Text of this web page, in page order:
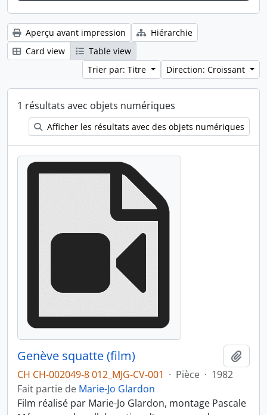
Aperçu avant impression
Hiérarchie
Card view
Table view
Trier par: Titre
Direction: Croissant
1 résultats avec objets numériques
Afficher les résultats avec des objets numériques
Genève squatte (film)
CH CH-002049-8 012_MJG-CV-001 · Pièce · 1982
Fait partie de Marie-Jo Glardon
Film réalisé par Marie-Jo Glardon, montage Pascale